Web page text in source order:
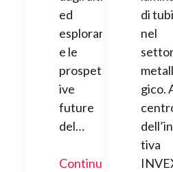
ed
esplorar
e le
prospett
ive
future
del…
Continua
di tubi
nel
gico.
tiva